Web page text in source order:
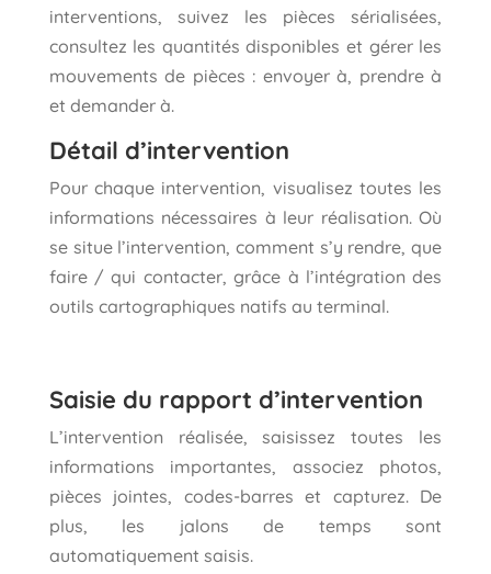
interventions, suivez les pièces sérialisées,
consultez les quantités disponibles et gérer les
mouvements de pièces : envoyer à, prendre à
et demander à.
Détail d’intervention
Pour chaque intervention, visualisez toutes les
informations nécessaires à leur réalisation. Où
se situe l’intervention, comment s’y rendre, que
faire / qui contacter, grâce à l’intégration des
outils cartographiques natifs au terminal.
Saisie du rapport d’intervention
L’intervention réalisée, saisissez toutes les
informations importantes, associez photos,
pièces jointes, codes-barres et capturez. De
plus, les jalons de temps sont
automatiquement saisis.